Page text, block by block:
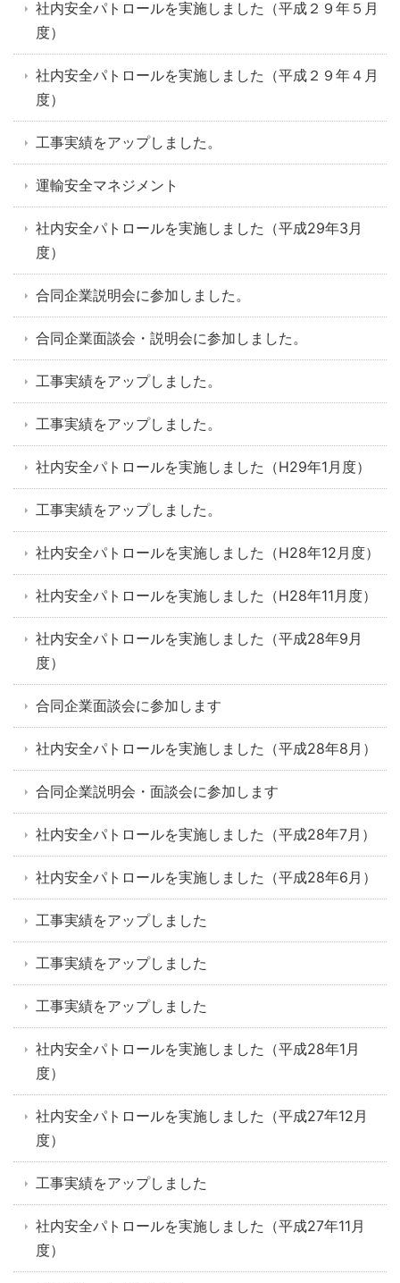
社内安全パトロールを実施しました（平成２９年５月
度）
社内安全パトロールを実施しました（平成２９年４月
度）
工事実績をアップしました。
運輸安全マネジメント
社内安全パトロールを実施しました（平成29年3月
度）
合同企業説明会に参加しました。
合同企業面談会・説明会に参加しました。
工事実績をアップしました。
工事実績をアップしました。
社内安全パトロールを実施しました（H29年1月度）
工事実績をアップしました。
社内安全パトロールを実施しました（H28年12月度）
社内安全パトロールを実施しました（H28年11月度）
社内安全パトロールを実施しました（平成28年9月
度）
合同企業面談会に参加します
社内安全パトロールを実施しました（平成28年8月）
合同企業説明会・面談会に参加します
社内安全パトロールを実施しました（平成28年7月）
社内安全パトロールを実施しました（平成28年6月）
工事実績をアップしました
工事実績をアップしました
工事実績をアップしました
社内安全パトロールを実施しました（平成28年1月
度）
社内安全パトロールを実施しました（平成27年12月
度）
工事実績をアップしました
社内安全パトロールを実施しました（平成27年11月
度）